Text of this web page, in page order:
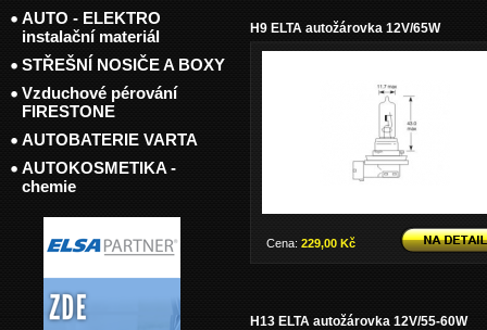
H9 ELTA autožárovka 12V/65W
Cena: 229,00 Kč
H13 ELTA autožárovka 12V/55-60W
AUTO - ELEKTRO
instalační materiál
STŘEŠNÍ NOSIČE A BOXY
Vzduchové pérování
FIRESTONE
AUTOBATERIE VARTA
AUTOKOSMETIKA -
chemie